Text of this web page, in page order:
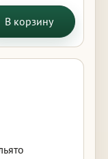
В корзину